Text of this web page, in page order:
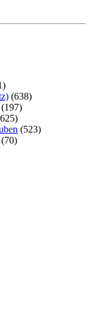
(638)
(197)
(523)
(70)